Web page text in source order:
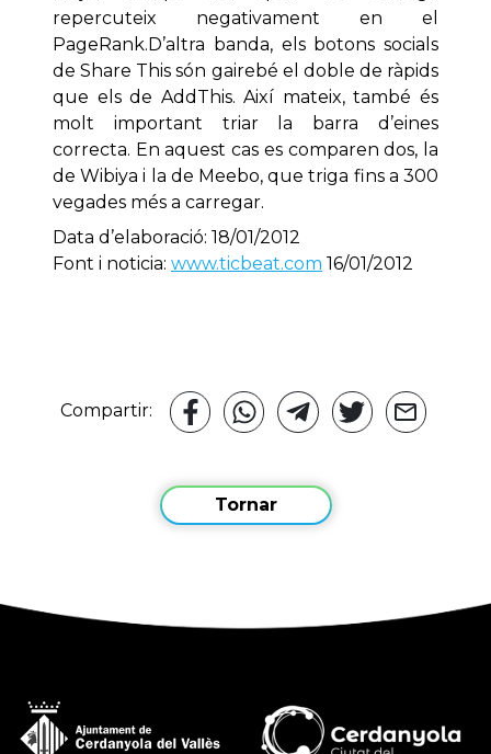
repercuteix negativament en el
PageRank.D’altra banda, els botons socials
de Share This són gairebé el doble de ràpids
que els de AddThis. Així mateix, també és
molt important triar la barra d’eines
correcta. En aquest cas es comparen dos, la
de Wibiya i la de Meebo, que triga fins a 300
vegades més a carregar.
Data d’elaboració: 18/01/2012
Font i noticia: www.ticbeat.com 16/01/2012
Compartir:
Tornar